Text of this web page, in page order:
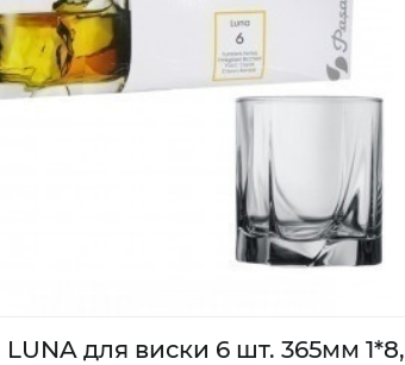
LUNA для виски 6 шт. 365мм 1*8,